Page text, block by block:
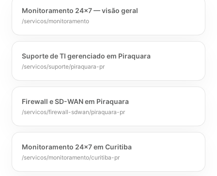
Monitoramento 24x7 — visão geral
/servicos/monitoramento
Suporte de TI gerenciado em Piraquara
/servicos/suporte/piraquara-pr
Firewall e SD-WAN em Piraquara
/servicos/firewall-sdwan/piraquara-pr
Monitoramento 24x7 em Curitiba
/servicos/monitoramento/curitiba-pr